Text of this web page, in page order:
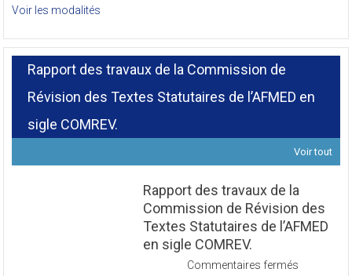
Voir les modalités
Rapport des travaux de la Commission de
Révision des Textes Statutaires de l’AFMED en
sigle COMREV.
Voir tout
Rapport des travaux de la
Commission de Révision des
Textes Statutaires de l’AFMED
en sigle COMREV.
Commentaires fermés